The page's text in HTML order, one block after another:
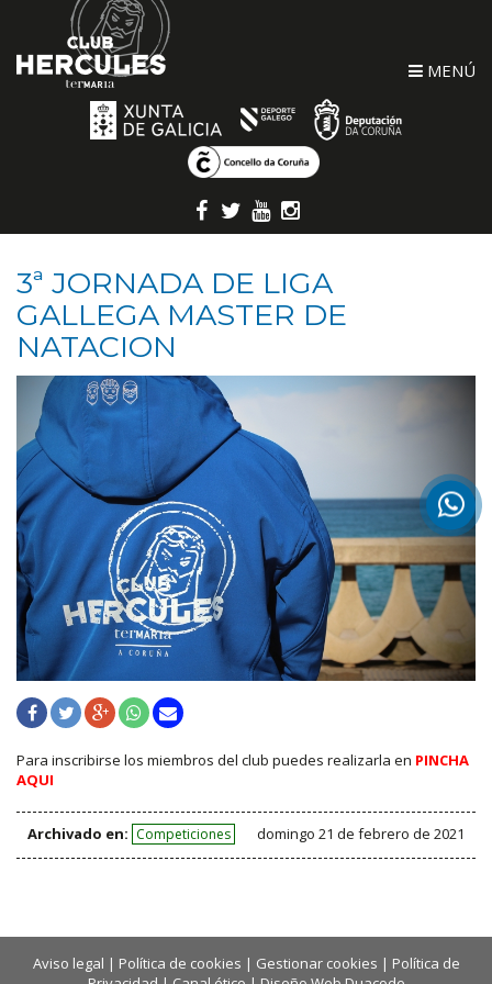
MENÚ
3ª JORNADA DE LIGA
GALLEGA MASTER DE
NATACION
Para inscribirse los miembros del club puedes realizarla en PINCHA
AQUI
Archivado en: Competiciones domingo 21 de febrero de 2021
Aviso legal | Política de cookies | Gestionar cookies | Política de